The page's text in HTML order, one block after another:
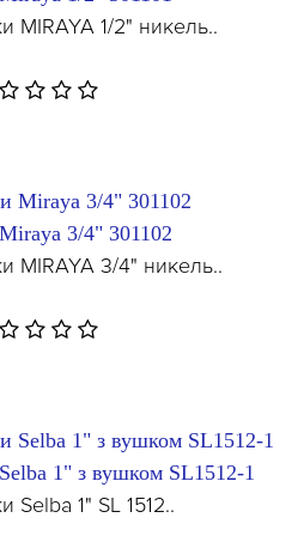
MIRAYA 1/2" никель..
3/4" 301102
MIRAYA 3/4" никель..
1" з вушком SL1512-1
Selba 1" SL 1512..